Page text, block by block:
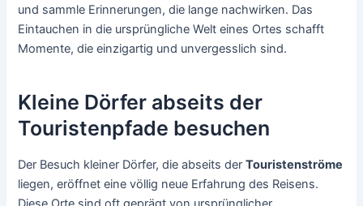
und sammle Erinnerungen, die lange nachwirken. Das
Eintauchen in die ursprüngliche Welt eines Ortes schafft
Momente, die einzigartig und unvergesslich sind.
Kleine Dörfer abseits der
Touristenpfade besuchen
Der Besuch kleiner Dörfer, die abseits derTouristenströme
liegen, eröffnet eine völlig neue Erfahrung des Reisens.